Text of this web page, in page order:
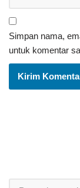
Simpan nama,
untuk komentar